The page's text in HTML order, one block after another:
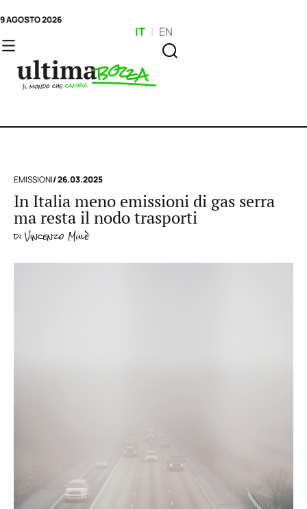
9 AGOSTO 2026
IT | EN
EMISSIONI/ 26.03.2025
In Italia meno emissioni di gas serra
ma resta il nodo trasporti
diVincenzo Mulè